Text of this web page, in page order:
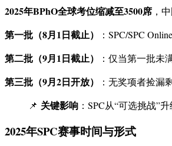
2025年BPhO全球考位缩减至3500席 ，
第一批（8月1日截止） ：SPC/SPC Online
第二批（9月1日截止） ：仅当第一批未
第三批（9月2日开放）
：无奖项者捡漏
📌 关键影响 ：SPC从“可选挑战”
2025年SPC赛事时间与形式